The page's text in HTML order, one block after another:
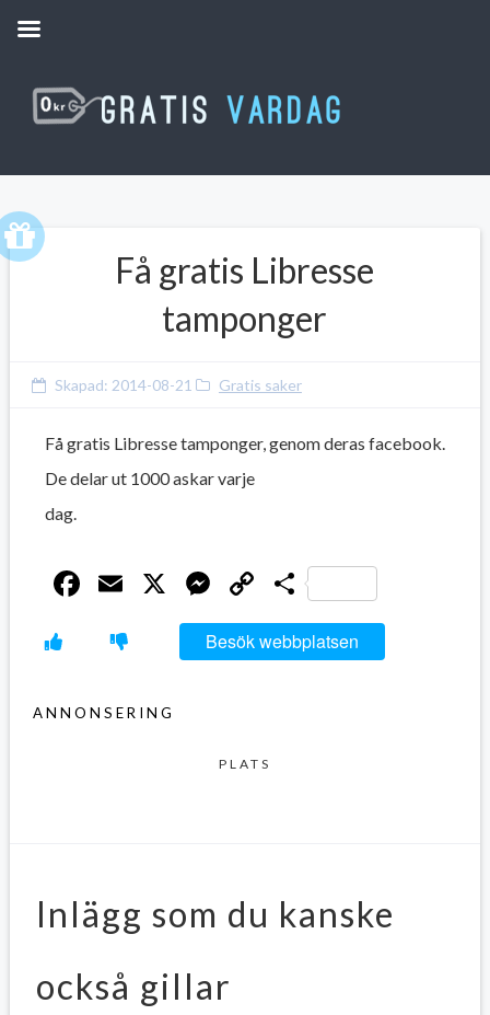
Få gratis Libresse
tamponger
Skapad: 2014-08-21 Gratis saker
Få gratis Libresse tamponger, genom deras facebook.
De delar ut 1000 askar varje
dag.
Facebook
Email
X Messenger
Copy
Link
Dela
Besök webbplatsen
ANNONSERING
PLATS
Inlägg som du kanske
också gillar